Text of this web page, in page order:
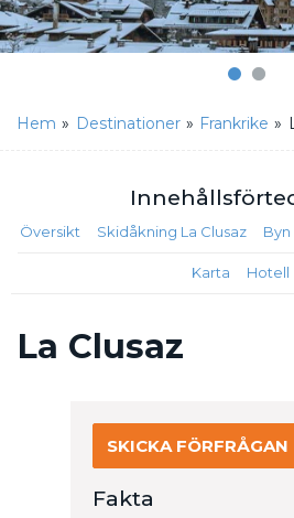
Hem » Destinationer » Frankrike »
Innehålls
Översikt Skidåkning La Clusaz Byn
Karta Hotell
La Clusaz
SKICKA FÖRFRÅGAN
Fakta